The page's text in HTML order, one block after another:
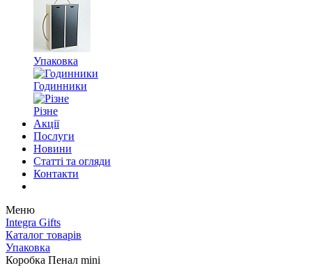
Упаковка
Годинники
Різне
Акції
Послуги
Новини
Статті та огляди
Контакти
Меню
Integra Gifts
Каталог товарів
Упаковка
Коробка Пенал mini